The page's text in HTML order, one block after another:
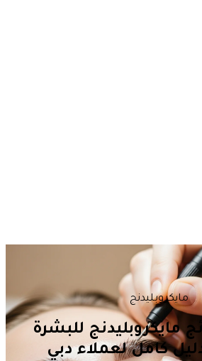
مايكروبليدنج
مايكروبليدنج للبشرة
كامل لعملاء دبي